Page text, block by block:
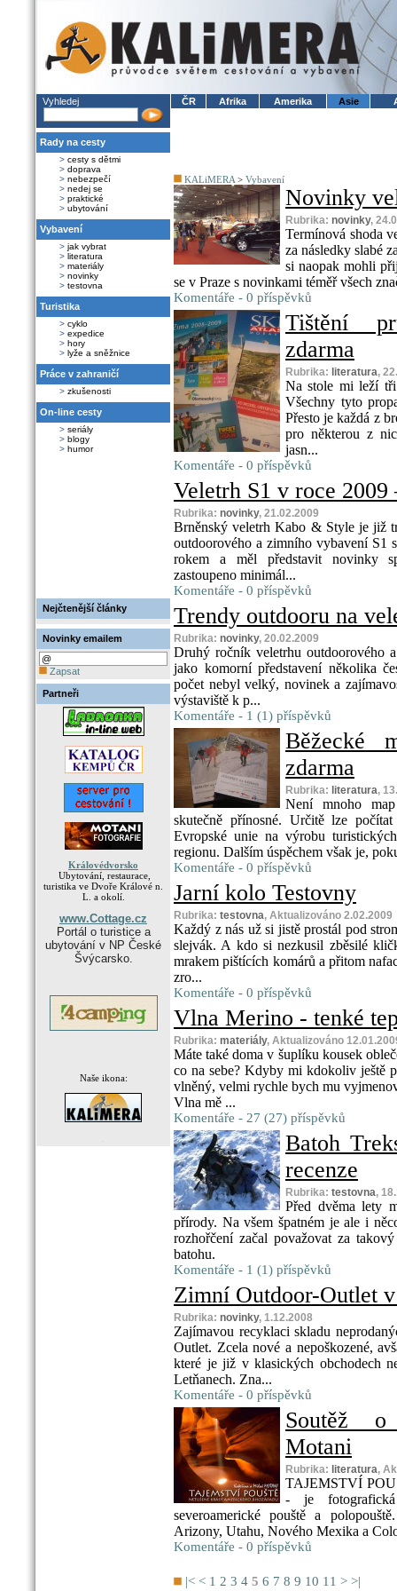
Vyhledej
Rady na cesty
> cesty s dětmi
> doprava
> nebezpečí
> nedej se
> praktické
> ubytování
Vybavení
> jak vybrat
> literatura
> materiály
> novinky
> testovna
Turistika
> cyklo
> expedice
> hory
> lyže a sněžnice
Práce v zahraničí
> zkušenosti
On-line cesty
> seriály
> blogy
> humor
Nejčtenější články
Novinky emailem
Zapsat
Partneři
Královédvorsko
Ubytování, restaurace,
turistika ve Dvoře Králové n.
L. a okolí.
www.Cottage.cz
Portál o turistice a
ubytování v NP České
Švýcarsko.
Naše ikona:
ČR Afrika Amerika Asie
KALiMERA > Vybavení
Novinky
Rubrika: novinky,
Termínová shoda
za následky slabé
si naopak mohli
se v Praze s novinkami téměř všech
Komentáře - 0 příspěvků
Tištění
zdarma
Rubrika: literatura,
Na stole mi leží
Všechny tyto
Přesto je každá z
pro některou z
jasn...
Komentáře - 0 příspěvků
Veletrh S1 v roce
Rubrika: novinky, 21.02.2009
Brněnský veletrh Kabo & Style je již
outdoorového a zimního vybavení S1
rokem a měl představit novinky
zastoupeno minimál...
Komentáře - 0 příspěvků
Trendy outdooru na
Rubrika: novinky, 20.02.2009
Druhý ročník veletrhu outdoorového
jako komorní představení několika
počet nebyl velký, novinek a
výstaviště k p...
Komentáře - 1 (1) příspěvků
Běžecké
zdarma
Rubrika: literatura,
Není mnoho
skutečně přínosné. Určitě lze
Evropské unie na výrobu
regionu. Dalším úspěchem však je,
Komentáře - 0 příspěvků
Jarní kolo Testovny
Rubrika: testovna, Aktualizováno 2.02.2009
Každý z nás už si jistě prostál pod
slejvák. A kdo si nezkusil zběsilé
mrakem pištících komárů a přitom
zro...
Komentáře - 0 příspěvků
Vlna Merino - tenké
Rubrika: materiály, Aktualizováno
Máte také doma v šuplíku kousek
co na sebe? Kdyby mi kdokoliv ještě
vlněný, velmi rychle bych mu
Vlna mě ...
Komentáře - 27 (27) příspěvků
Batoh
recenze
Rubrika: testovna,
Před dvěma lety
přírody. Na všem špatném je ale i
rozhořčení začal považovat za
batohu.
Komentáře - 1 (1) příspěvků
Zimní Outdoor-Outlet
Rubrika: novinky, 1.12.2008
Zajímavou recyklaci skladu
Outlet. Zcela nové a nepoškozené,
které je již v klasických obchodech
Letňanech. Zna...
Komentáře - 0 příspěvků
Soutěž o
Motani
Rubrika: literatura,
TAJEMSTVÍ
- je
severoamerické pouště a
Arizony, Utahu, Nového Mexika a
Komentáře - 0 příspěvků
|< < 1 2 3 4 5 6 7 8 9 10 11 > >|